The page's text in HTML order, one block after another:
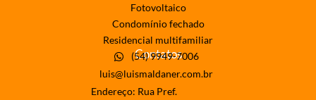
Fotovoltaico
Condomínio fechado
Residencial multifamiliar
Contatos
(54) 9949-7006
luis@luismaldaner.com.br
Endereço: Rua Pref.